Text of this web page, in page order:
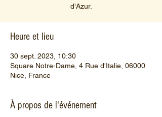
d'Azur.
Heure et lieu
30 sept. 2023, 10:30
Square Notre-Dame, 4 Rue d'Italie, 06000
Nice, France
À propos de l'événement